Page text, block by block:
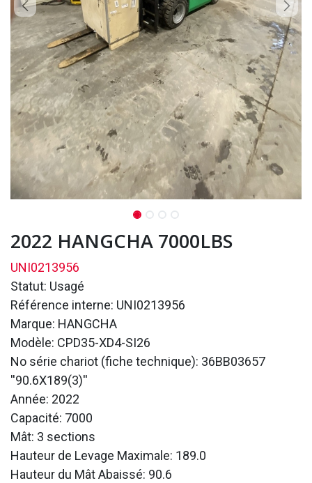
2022 HANGCHA 7000LBS
UNI0213956
Statut: Usagé
Référence interne: UNI0213956
Marque: HANGCHA
Modèle: CPD35-XD4-SI26
No série chariot (fiche technique): 36BB03657
''90.6X189(3)''
Année: 2022
Capacité: 7000
Mât: 3 sections
Hauteur de Levage Maximale: 189.0
Hauteur du Mât Abaissé: 90.6